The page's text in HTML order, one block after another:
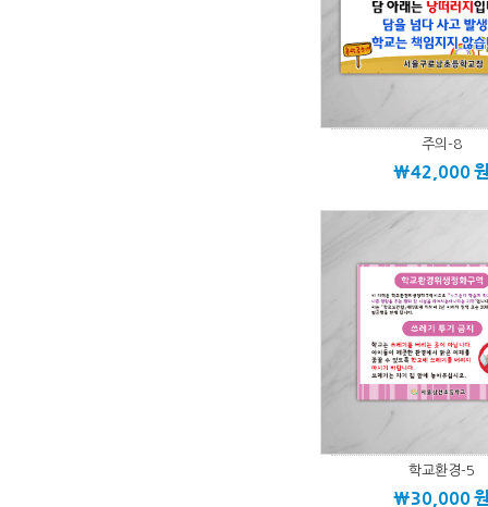
주의-8
\42,000
학교환경-5
\30,000